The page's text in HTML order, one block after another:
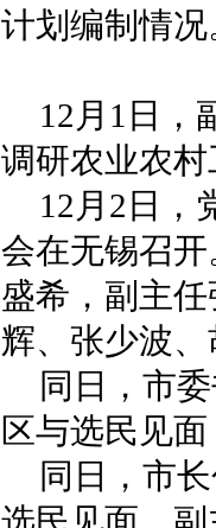
计划编制情况
12月1日，
调研农业农
12月2日，
会在无锡召
盛希，副主
辉、张少波
同日，市
区与选民见
同日，市